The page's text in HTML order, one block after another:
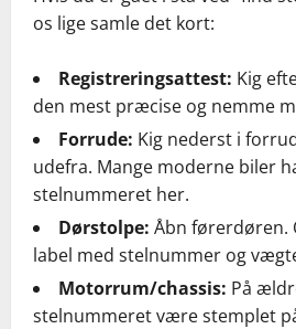
os lige samle det kort:
Registreringsattest: Kig
den mest præcise og nemme
Forrude: Kig nederst i
udefra. Mange moderne biler
stelnummeret her.
Dørstolpe: Åbn førerdøren.
label med stelnummer og
Motorrum/chassis: På
stelnummeret være stemplet